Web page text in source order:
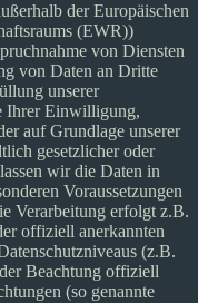
der Europäischen
(EWR))
von Diensten
von Daten an Dritte
unserer
Ihrer Einwilligung,
auf Grundlage unserer
gesetzlicher oder
wir die Daten in
Voraussetzungen
Verarbeitung erfolgt z.B.
offiziell anerkannten
(z.B.
Beachtung offiziell
(so genannte